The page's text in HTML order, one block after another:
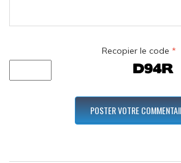
Recopier le code *